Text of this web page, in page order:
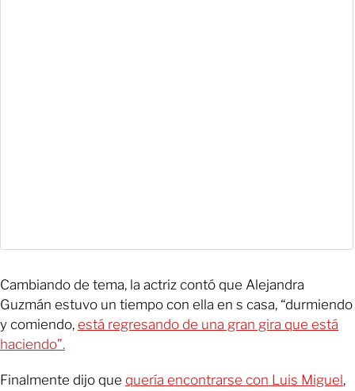
Cambiando de tema, la actriz contó que Alejandra
Guzmán estuvo un tiempo con ella en s casa, “durmiendo
y comiendo, está regresando de una gran gira que está
haciendo”.
Finalmente dijo que quería encontrarse con Luis Miguel,